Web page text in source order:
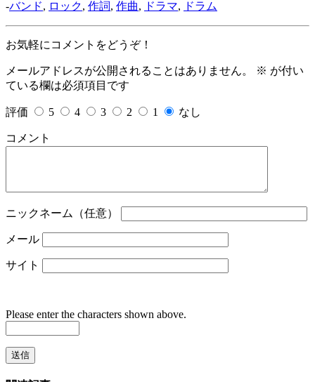
-バンド, ロック, 作詞, 作曲, ドラマ, ドラム
お気軽にコメントをどうぞ！
メールアドレスが公開されることはありません。 ※ が付い
ている欄は必須項目です
評価 5 4 3 2 1 なし
コメント
ニックネーム（任意）
メール
サイト
Please enter the characters shown above.